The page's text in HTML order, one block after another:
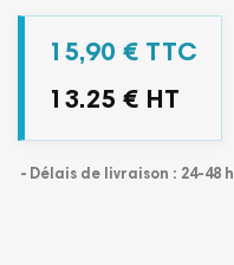
15,90 € TTC
13.25 € HT
Délais de livraison : 24-48